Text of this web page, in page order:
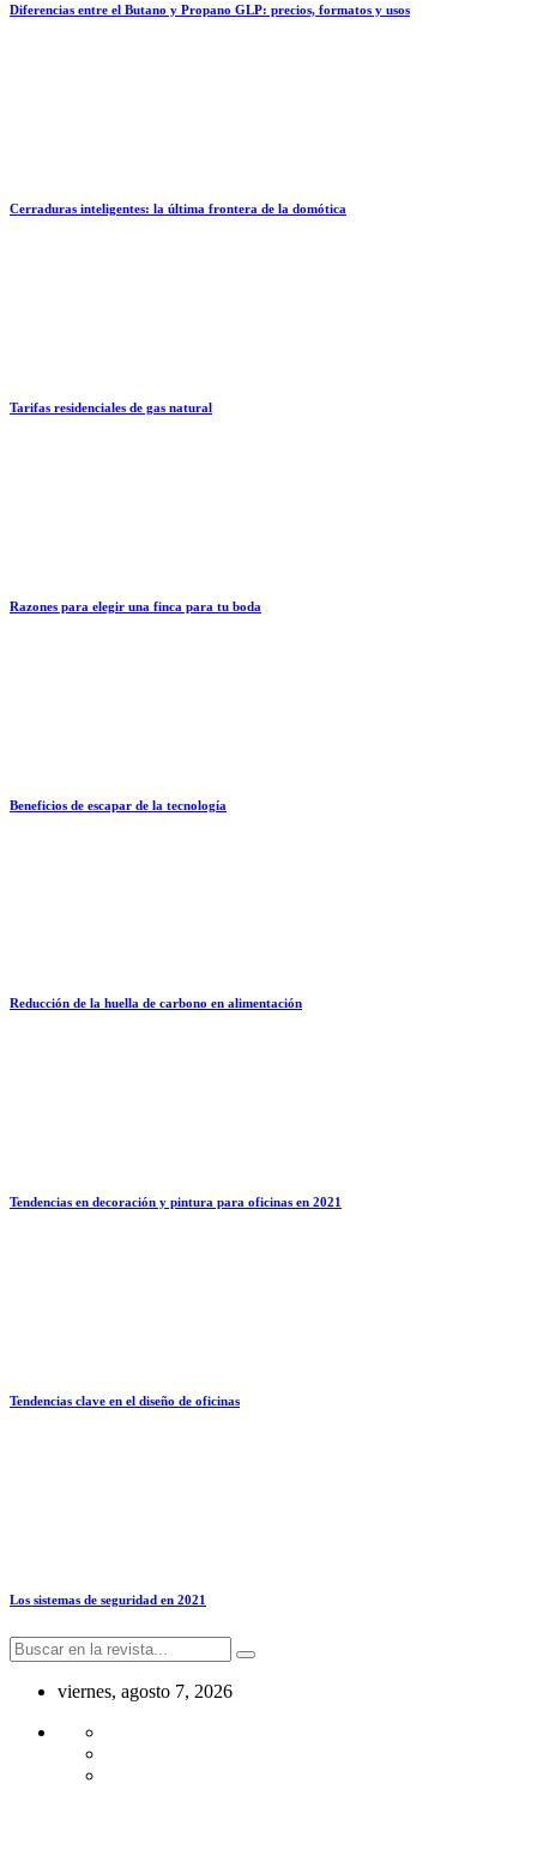
Diferencias entre el Butano y Propano GLP: precios, formatos y usos
Cerraduras inteligentes: la última frontera de la domótica
Tarifas residenciales de gas natural
Razones para elegir una finca para tu boda
Beneficios de escapar de la tecnología
Reducción de la huella de carbono en alimentación
Tendencias en decoración y pintura para oficinas en 2021
Tendencias clave en el diseño de oficinas
Los sistemas de seguridad en 2021
viernes, agosto 7, 2026